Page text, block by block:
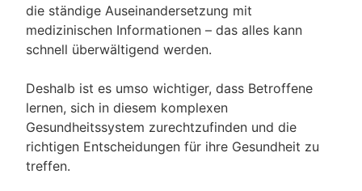
die ständige Auseinandersetzung mit
medizinischen Informationen – das alles kann
schnell überwältigend werden.
Deshalb ist es umso wichtiger, dass Betroffene
lernen, sich in diesem komplexen
Gesundheitssystem zurechtzufinden und die
richtigen Entscheidungen für ihre Gesundheit zu
treffen.